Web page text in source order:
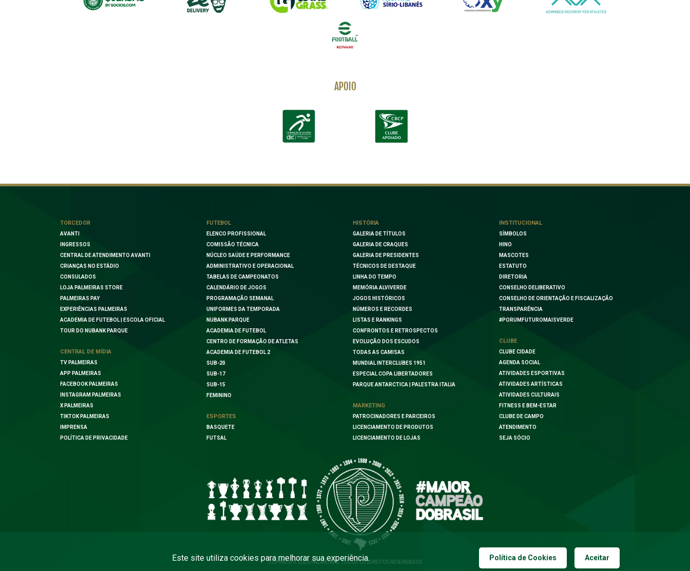
APOIO
TORCEDOR
AVANTI
INGRESSOS
CENTRAL DE ATENDIMENTO AVANTI
CRIANÇAS NO ESTÁDIO
CONSULADOS
LOJA PALMEIRAS STORE
PALMEIRAS PAY
EXPERIÊNCIAS PALMEIRAS
ACADEMIA DE FUTEBOL | ESCOLA OFICIAL
TOUR DO NUBANK PARQUE
CENTRAL DE MÍDIA
TV PALMEIRAS
APP PALMEIRAS
FACEBOOK PALMEIRAS
INSTAGRAM PALMEIRAS
X PALMEIRAS
TIKTOK PALMEIRAS
IMPRENSA
POLÍTICA DE PRIVACIDADE
FUTEBOL
ELENCO PROFISSIONAL
COMISSÃO TÉCNICA
NÚCLEO SAÚDE E PERFORMANCE
ADMINISTRATIVO E OPERACIONAL
TABELAS DE CAMPEONATOS
CALENDÁRIO DE JOGOS
PROGRAMAÇÃO SEMANAL
UNIFORMES DA TEMPORADA
NUBANK PARQUE
ACADEMIA DE FUTEBOL
CENTRO DE FORMAÇÃO DE ATLETAS
ACADEMIA DE FUTEBOL 2
SUB-20
SUB-17
SUB-15
FEMININO
ESPORTES
BASQUETE
FUTSAL
HISTÓRIA
GALERIA DE TÍTULOS
GALERIA DE CRAQUES
GALERIA DE PRESIDENTES
TÉCNICOS DE DESTAQUE
LINHA DO TEMPO
MEMÓRIA ALVIVERDE
JOGOS HISTÓRICOS
NÚMEROS E RECORDES
LISTAS E RANKINGS
CONFRONTOS E RETROSPECTOS
EVOLUÇÃO DOS ESCUDOS
TODAS AS CAMISAS
MUNDIAL INTERCLUBES 1951
ESPECIAL COPA LIBERTADORES
PARQUE ANTARCTICA | PALESTRA ITALIA
MARKETING
PATROCINADORES E PARCEIROS
LICENCIAMENTO DE PRODUTOS
LICENCIAMENTO DE LOJAS
INSTITUCIONAL
SÍMBOLOS
HINO
MASCOTES
ESTATUTO
DIRETORIA
CONSELHO DELIBERATIVO
CONSELHO DE ORIENTAÇÃO E FISCALIZAÇÃO
TRANSPARÊNCIA
#PORUMFUTUROMAISVERDE
CLUBE
CLUBE CIDADE
AGENDA SOCIAL
ATIVIDADES ESPORTIVAS
ATIVIDADES ARTÍSTICAS
ATIVIDADES CULTURAIS
FITNESS E BEM-ESTAR
CLUBE DE CAMPO
ATENDIMENTO
SEJA SÓCIO
COPYRIGHT 2026 PALMEIRAS. TODOS OS DIREITOS RESERVADOS
Este site utiliza cookies para melhorar sua experiência. Política de Cookies Aceitar